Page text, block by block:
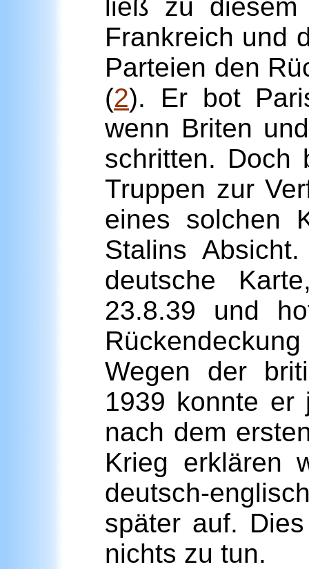
ließ zu
Frankreich und
Parteien den
(2). Er bot
wenn Briten
schritten. Doch
Truppen zur
eines solchen
Stalins
deutsche
23.8.39 und
Wegen der
1939 konnte er
nach dem
Krieg erklären
deutsch-
später auf.
nichts zu tun.